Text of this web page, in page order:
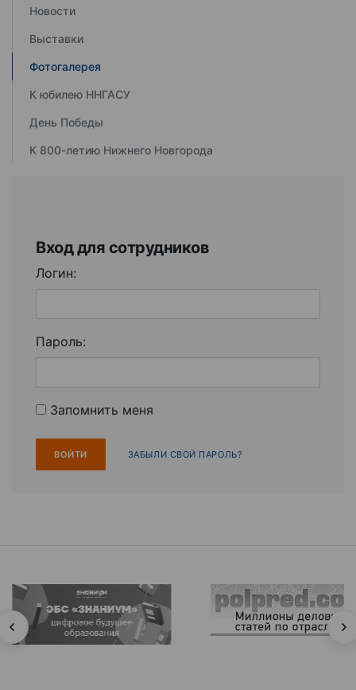
Новости
Выставки
Фотогалерея
К юбилею ННГАСУ
День Победы
К 800-летию Нижнего Новгорода
Вход для сотрудников
Логин:
Пароль:
Запомнить меня
ЗАБЫЛИ СВОЙ ПАРОЛЬ?